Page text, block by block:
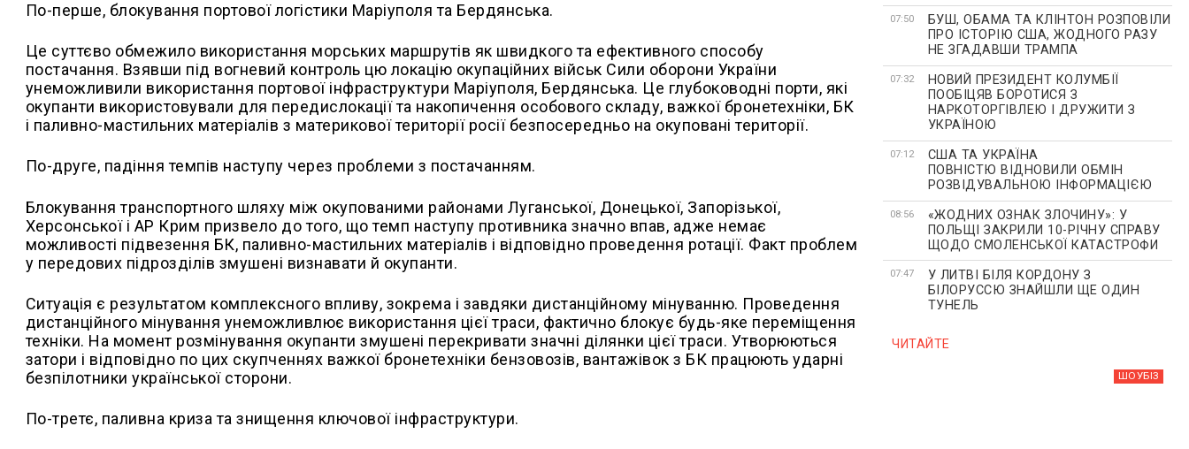
По-перше, блокування портової логістики Маріуполя та Бердянська.
Це суттєво обмежило використання морських маршрутів як швидкого та ефективного способу
постачання. Взявши під вогневий контроль цю локацію окупаційних військ Сили оборони України
унеможливили використання портової інфраструктури Маріуполя, Бердянська. Це глубоководні порти, які
окупанти використовували для передислокації та накопичення особового складу, важкої бронетехніки, БК
і паливно-мастильних матеріалів з материкової території росії безпосередньо на окуповані території.
По-друге, падіння темпів наступу через проблеми з постачанням.
Блокування транспортного шляху між окупованими районами Луганської, Донецької, Запорізької,
Херсонської і АР Крим призвело до того, що темп наступу противника значно впав, адже немає
можливості підвезення БК, паливно-мастильних матеріалів і відповідно проведення ротації. Факт проблем
у передових підрозділів змушені визнавати й окупанти.
Ситуація є результатом комплексного впливу, зокрема і завдяки дистанційному мінуванню. Проведення
дистанційного мінування унеможливлює використання цієї траси, фактично блокує будь-яке переміщення
техніки. На момент розмінування окупанти змушені перекривати значні ділянки цієї траси. Утворюються
затори і відповідно по цих скупченнях важкої бронетехніки бензовозів, вантажівок з БК працюють ударні
безпілотники української сторони.
По-третє, паливна криза та знищення ключової інфраструктури.
07:50
БУШ, ОБАМА ТА КЛІНТОН РОЗПОВІЛИ
ПРО ІСТОРІЮ США, ЖОДНОГО РАЗУ
НЕ ЗГАДАВШИ ТРАМПА
07:32
НОВИЙ ПРЕЗИДЕНТ КОЛУМБІЇ
ПООБІЦЯВ БОРОТИСЯ З
НАРКОТОРГІВЛЕЮ І ДРУЖИТИ З
УКРАЇНОЮ
07:12
США ТА УКРАЇНА
ПОВНІСТЮ ВІДНОВИЛИ ОБМІН
РОЗВІДУВАЛЬНОЮ ІНФОРМАЦІЄЮ
08:56
«ЖОДНИХ ОЗНАК ЗЛОЧИНУ»: У
ПОЛЬЩІ ЗАКРИЛИ 10-РІЧНУ СПРАВУ
ЩОДО СМОЛЕНСЬКОЇ КАТАСТРОФИ
07:47
У ЛИТВІ БІЛЯ КОРДОНУ З
БІЛОРУССЮ ЗНАЙШЛИ ЩЕ ОДИН
ТУНЕЛЬ
ЧИТАЙТЕ
ШОУБIЗ